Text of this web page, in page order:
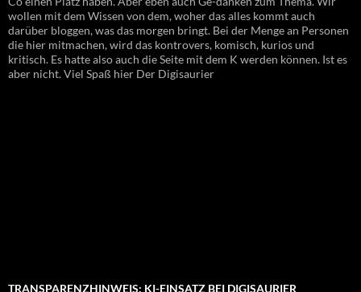
wollen mit dem Wissen von dem, woher das alles kommt auch
darüber bloggen, was das morgen bringt. Bei der Menge an Personen
die hier mitmachen, wird das kontrovers, komisch, kurios und
kritisch. Es hatte also auch die Seite mit dem K werden können. Ist es
aber nicht. Viel Spaß hier Der Digisaurier
TRANSPARENZHINWEIS: KI-EINSATZ BEI DIGISAURIER